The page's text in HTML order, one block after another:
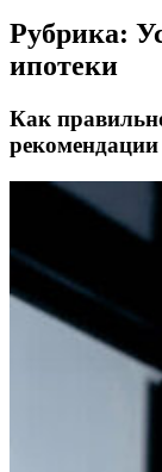
Рубрика:
ипотеки
Как